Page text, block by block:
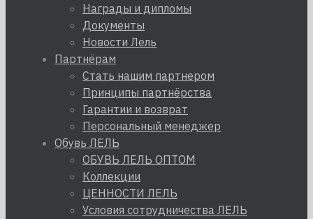
Награды и дипломы
Документы
Новости Лель
Партнёрам
Стать нашим партнером
Принципы партнёрства
Гарантии и возврат
Персональный менеджер
Обувь ЛЕЛЬ
ОБУВЬ ЛЕЛЬ ОПТОМ
Коллекции
ЦЕННОСТИ ЛЕЛЬ
Условия сотрудничества ЛЕЛЬ